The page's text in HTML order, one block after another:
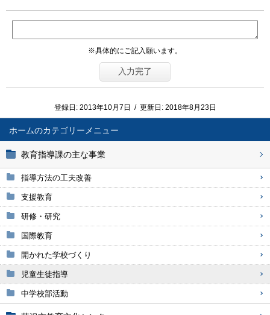
ホーム
教育指導課の主な事業
指導方法の工夫改善
支援教育
研修・研究
国際教育
開かれた学校づくり
児童生徒指導
中学校部活動
※具体的にご記入願います。
登録日: 2013年10月7日 / 更新日: 2018年8月23日